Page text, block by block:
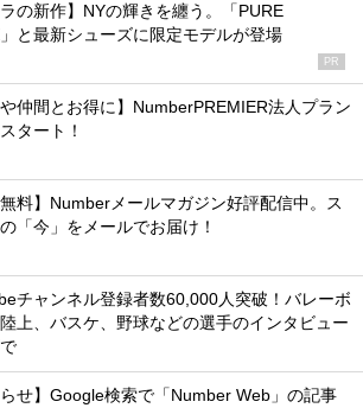
ラの新作】NYの輝きを纏う。「PURE
と最新シューズに限定モデルが登場
PR
や仲間とお得に】NumberPREMIER法人プラン
タート！
無料】Numberメールマガジン好評配信中。ス
「今」をメールでお届け！
チャンネル登録者数60,000人突破！バレーボ
上、バスケ、野球などの選手のインタビュー
らせ】Google検索で「Number Web」の記事